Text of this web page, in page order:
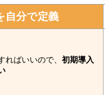
自分で定義
ればいいので、 初期導入